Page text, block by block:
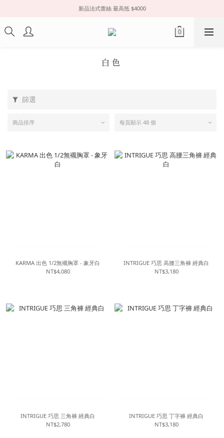
新品法式蕾絲 最高抵 $4000
白色
篩選
商品排序 每頁顯示 48 個
KARMA 出色 1/2無襯胸罩 - 象牙白
NT$4,080
INTRIGUE 巧思 高腰三角褲 經典白
NT$3,180
INTRIGUE 巧思 三角褲 經典白
NT$2,780
INTRIGUE 巧思 丁字褲 經典白
NT$3,180